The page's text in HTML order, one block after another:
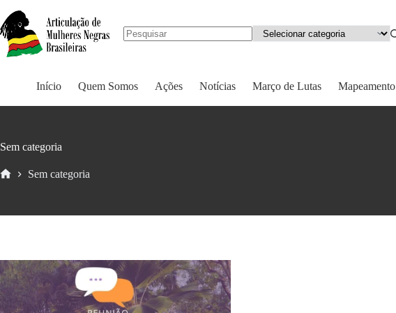
Início Quem Somos Ações Notícias Março de Lutas Mapeamento
Sem categoria
Sem categoria